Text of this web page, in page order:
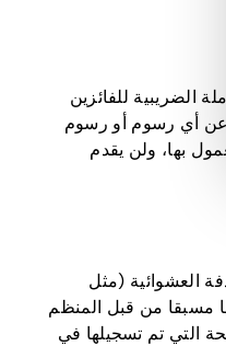
الضريبية للفائزين
عن أي رسوم أو رسوم
بها، ولن يقدم
العشوائية (مثل
مسبقا من قبل المنظم
التي تم تسجيلها في